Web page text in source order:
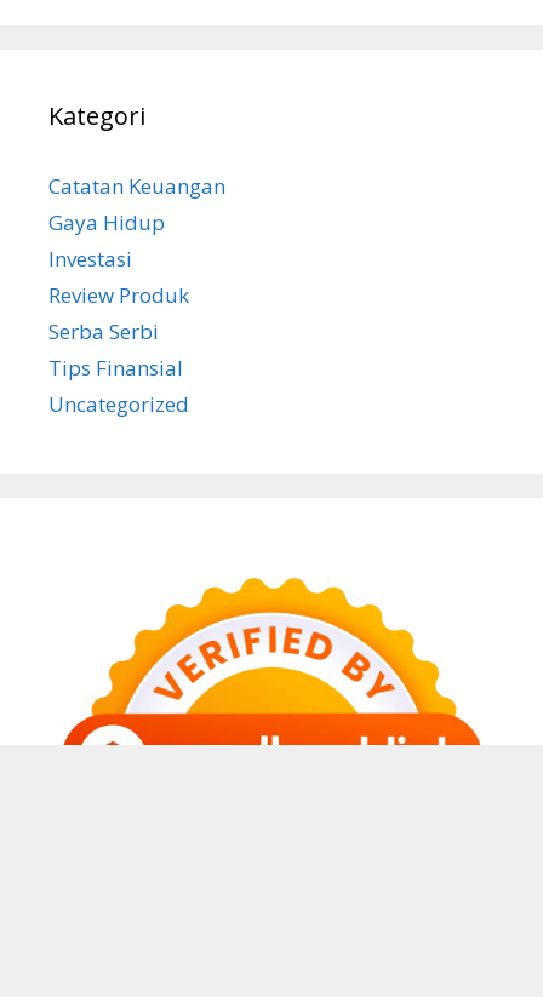
Kategori
Catatan Keuangan
Gaya Hidup
Investasi
Review Produk
Serba Serbi
Tips Finansial
Uncategorized